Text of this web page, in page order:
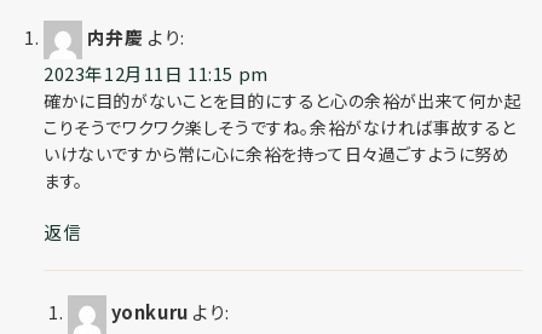
内弁慶 より:
2023年12月11日 11:15 pm
確かに目的がないことを目的にすると心の余裕が出来て何か起
こりそうでワクワク楽しそうですね。余裕がなければ事故すると
いけないですから常に心に余裕を持って日々過ごすように努め
ます。
返信
yonkuru より: